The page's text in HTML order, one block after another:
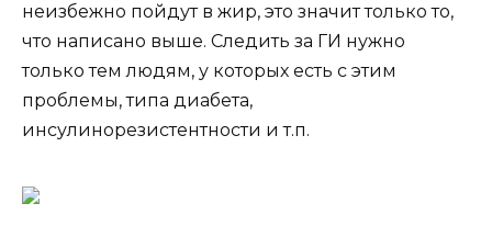
неизбежно пойдут в жир, это значит только то,
что написано выше. Следить за ГИ нужно
только тем людям, у которых есть с этим
проблемы, типа диабета,
инсулинорезистентности и т.п.